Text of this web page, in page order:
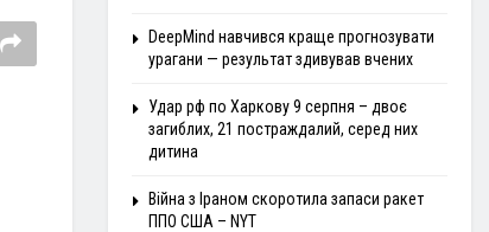
DeepMind навчився краще прогнозувати
урагани — результат здивував вчених
Удар рф по Харкову 9 серпня – двоє
загиблих, 21 постраждалий, серед них
дитина
Війна з Іраном скоротила запаси ракет
ППО США – NYT